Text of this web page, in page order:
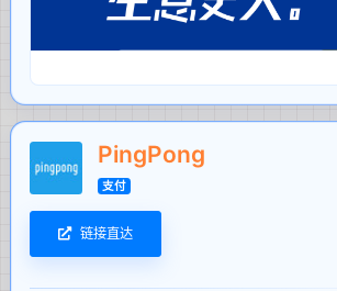
PingPong
支付
链接直达